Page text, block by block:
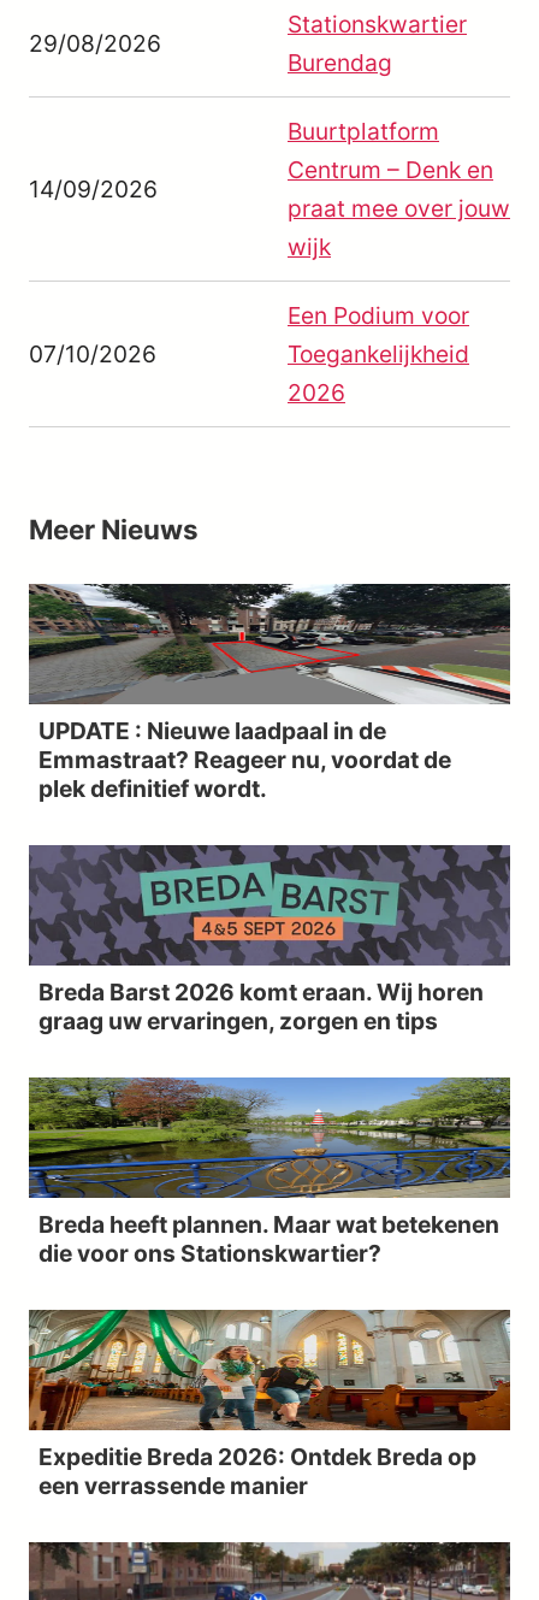
29/08/2026
Stationskwartier
Burendag
14/09/2026
Buurtplatform
Centrum – Denk en
praat mee over jouw
wijk
07/10/2026
Een Podium voor
Toegankelijkheid
2026
Meer Nieuws
UPDATE : Nieuwe laadpaal in de
Emmastraat? Reageer nu, voordat de
plek definitief wordt.
Breda Barst 2026 komt eraan. Wij horen
graag uw ervaringen, zorgen en tips
Breda heeft plannen. Maar wat betekenen
die voor ons Stationskwartier?
Expeditie Breda 2026: Ontdek Breda op
een verrassende manier